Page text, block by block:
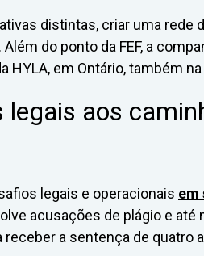
distintas, criar uma rede
do ponto da FEF, a
HYLA, em Ontário, também
aos
legais e operacionais em
acusações de plágio e até
a sentença de quatro